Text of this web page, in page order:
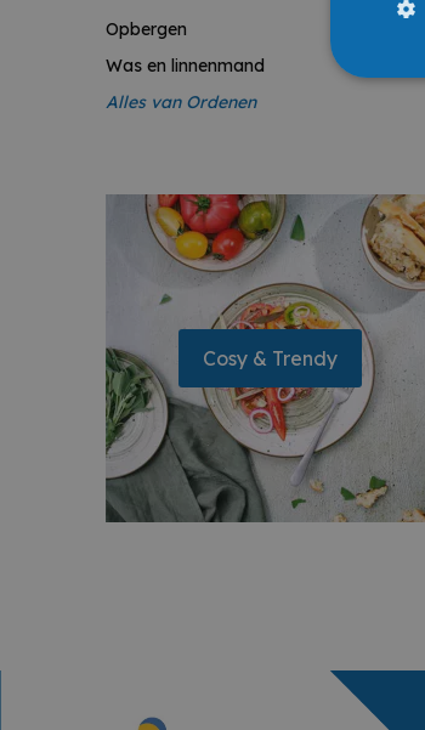
Opbergen
Was en linnenmand
Alles van Ordenen
Cosy & Trendy